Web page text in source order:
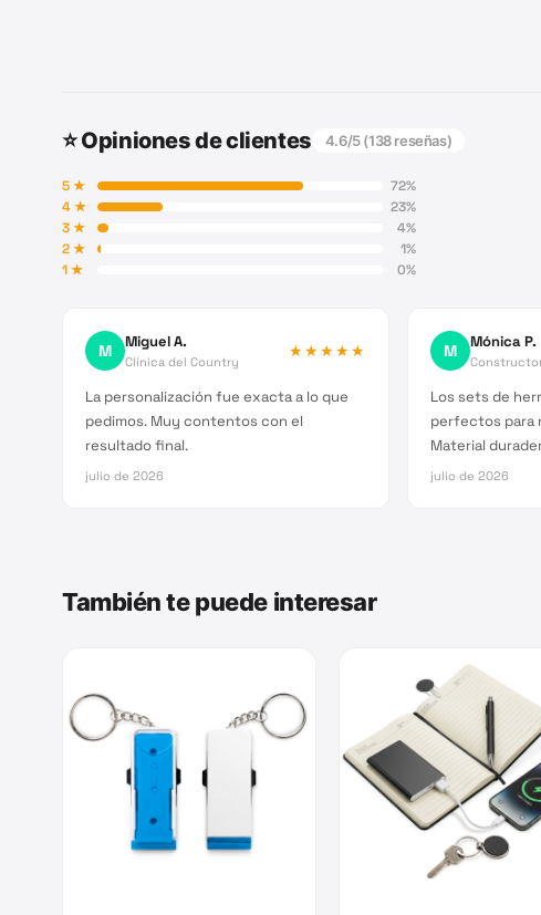
⭐ Opiniones de clientes 4.6/5 (138reseñas)
5★ 72%
4★ 23%
3★ 4%
2★ 1%
1★ 0%
M Miguel A.
Clínica del Country
★★★★★
La personalización fue exacta a lo que
pedimos. Muy contentos con el
resultado final.
julio de 2026
M Mónica P.
Los sets de
perfectos para
Material
julio de 2026
También te puede interesar